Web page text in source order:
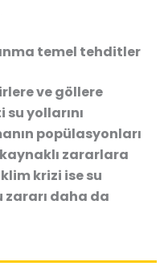
temel tehditler
ve göllere
yollarını
popülasyonları
zararlara
krizi ise su
zararı daha da